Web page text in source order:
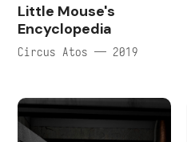
Little Mouse's
Encyclopedia
Circus Atos — 2019